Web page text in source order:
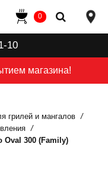
магазина!
10
0
грилей и мангалов
Oval 300 (Family)